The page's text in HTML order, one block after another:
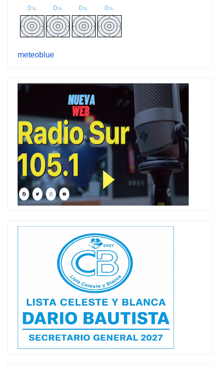
meteoblue